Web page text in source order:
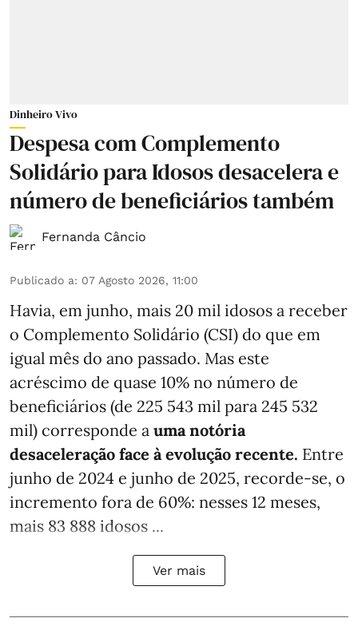
Dinheiro Vivo
Despesa com Complemento
Solidário para Idosos desacelera e
número de beneficiários também
Fernanda Câncio
Publicado a: 07 Agosto 2026, 11:00
Havia, em junho, mais 20 mil idosos a receber
o Complemento Solidário (CSI) do que em
igual mês do ano passado. Mas este
acréscimo de quase 10% no número de
beneficiários (de 225 543 mil para 245 532
mil) corresponde a uma notória
desaceleração face à evolução recente. Entre
junho de 2024 e junho de 2025, recorde-se, o
incremento fora de 60%: nesses 12 meses,
mais 83 888 idosos ...
Ver mais